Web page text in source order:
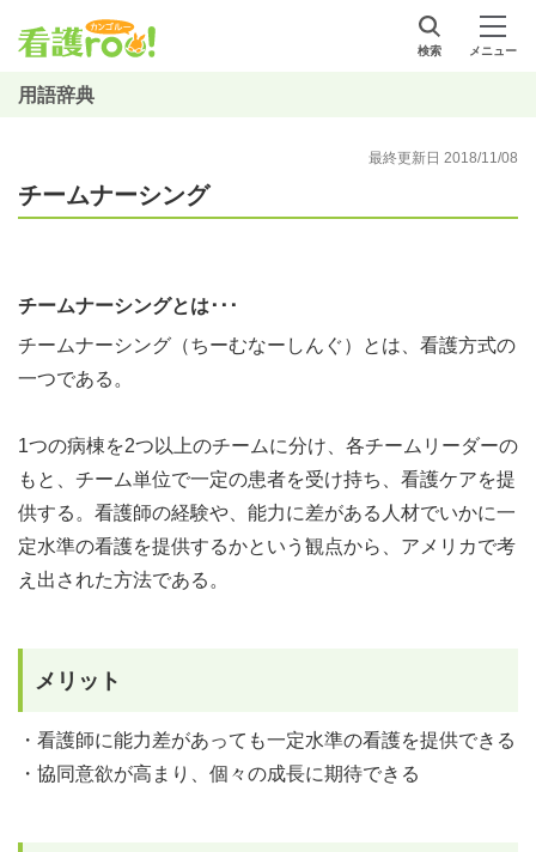
検索 メニュー
用語辞典
最終更新日 2018/11/08
チームナーシング
チームナーシングとは･･･
チームナーシング（ちーむなーしんぐ）とは、看護方式の
一つである。
1つの病棟を2つ以上のチームに分け、各チームリーダーの
もと、チーム単位で一定の患者を受け持ち、看護ケアを提
供する。看護師の経験や、能力に差がある人材でいかに一
定水準の看護を提供するかという観点から、アメリカで考
え出された方法である。
メリット
・看護師に能力差があっても一定水準の看護を提供できる
・協同意欲が高まり、個々の成長に期待できる